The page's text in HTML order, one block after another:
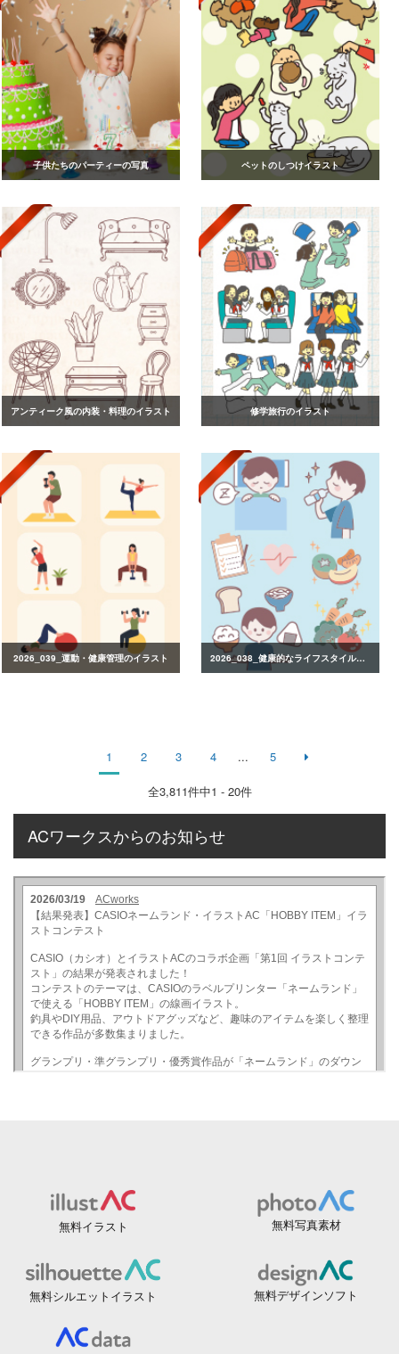
子供たちのパーティーの写真 ペットのしつけイラスト
アンティーク風の内装・料理のイラスト 修学旅行のイラスト
2026_039_運動・健康管理のイラスト 2026_038_健康的なライフスタイルのイラスト
1 2 3 4 ... 5
全3,811件中1 - 20件
ACワークスからのお知らせ
無料イラスト 無料写真素材
無料シルエットイラスト 無料デザインソフト